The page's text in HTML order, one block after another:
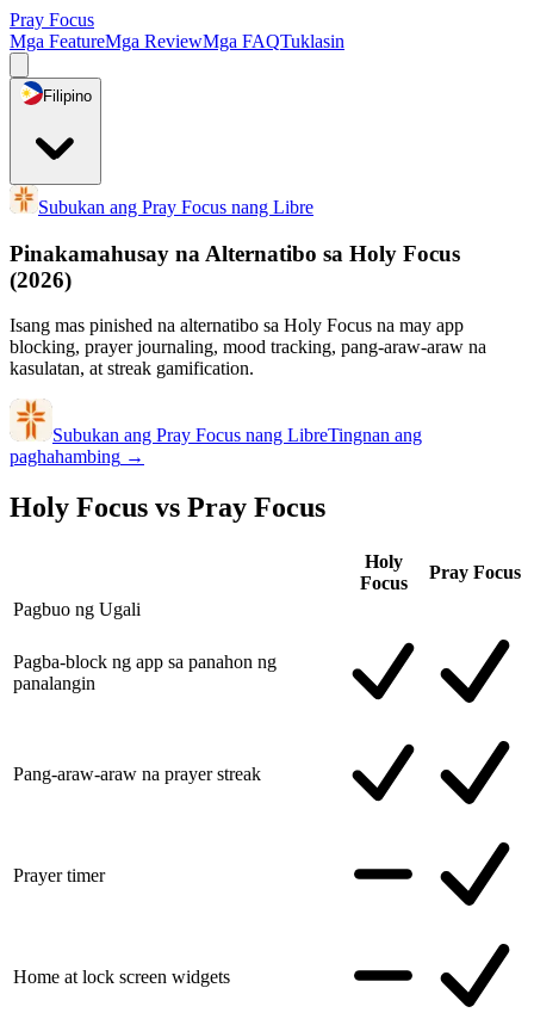
Pray Focus
Mga FeatureMga ReviewMga FAQTuklasin
Filipino
Subukan ang Pray Focus nang Libre
Pinakamahusay na Alternatibo sa Holy Focus
(2026)
Isang mas pinished na alternatibo sa Holy Focus na may app
blocking, prayer journaling, mood tracking, pang-araw-araw na
kasulatan, at streak gamification.
Subukan ang Pray Focus nang LibreTingnan ang
paghahambing →
Holy Focus vs Pray Focus
Holy
Focus
Pray Focus
Pagbuo ng Ugali
Pagba-block ng app sa panahon ng
panalangin
Pang-araw-araw na prayer streak
Prayer timer
Home at lock screen widgets